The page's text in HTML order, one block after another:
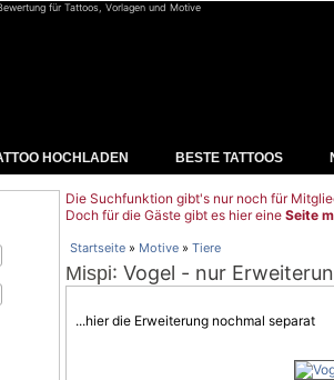
für Tattoos, Vorlagen und Motive
HOCHLADEN BESTE TATTOOS
Die Suchfunktion gibt's nur noch für
Doch für die Gäste gibt es hier eine Seite
Startseite » Motive » Tiere
Mispi: Vogel - nur
...hier die Erweiterung nochmal separat